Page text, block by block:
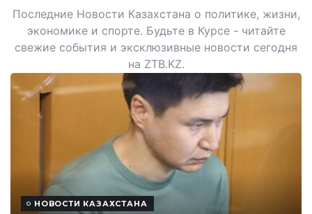
Последние Новости Казахстана о политике, жизни,
экономике и спорте. Будьте в Курсе - читайте
свежие события и эксклюзивные новости сегодня
на ZTB.KZ.
НОВОСТИ КАЗАХСТАНА